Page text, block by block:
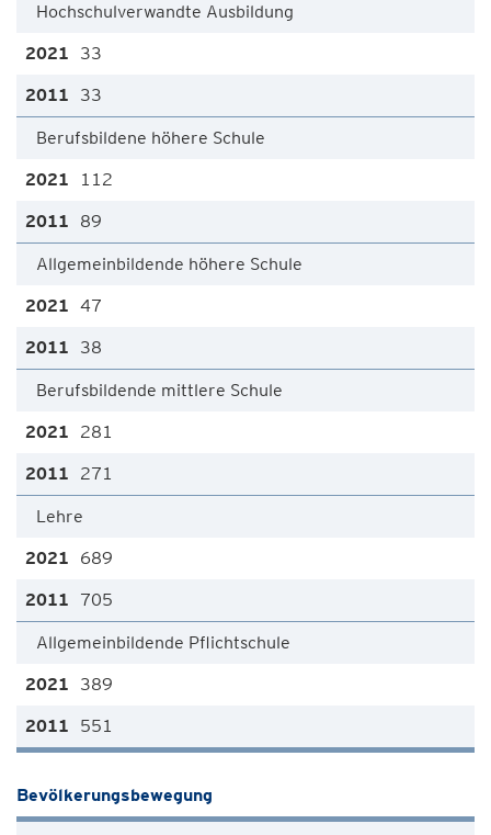
Hochschulverwandte Ausbildung
33
33
Berufsbildene höhere Schule
112
89
Allgemeinbildende höhere Schule
47
38
Berufsbildende mittlere Schule
281
271
Lehre
689
705
Allgemeinbildende Pflichtschule
389
551
Bevölkerungsbewegung